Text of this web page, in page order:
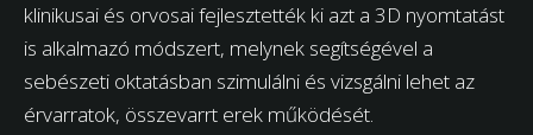
klinikusai és orvosai fejlesztették ki azt a 3D nyomtatást
is alkalmazó módszert, melynek segítségével a
sebészeti oktatásban szimulálni és vizsgálni lehet az
érvarratok, összevarrt erek működését.